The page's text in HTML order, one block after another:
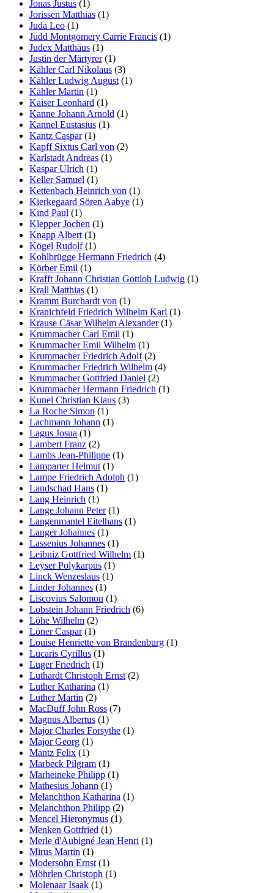
Jonas Justus (1)
Jorissen Matthias (1)
Juda Leo (1)
Judd Montgomery Carrie Francis (1)
Judex Matthäus (1)
Justin der Märtyrer(1)
Kähler Carl Nikolaus (3)
Kähler Ludwig August (1)
Kähler Martin (1)
Kaiser Leonhard (1)
Kanne Johann Arnold (1)
Kannel Eustasius (1)
Kantz Caspar(1)
Kapff Sixtus Carl von (2)
Karlstadt Andreas (1)
Kaspar Ulrich (1)
Keller Samuel (1)
Kettenbach Heinrich von (1)
Kierkegaard Sören Aabye (1)
Kind Paul (1)
Klepper Jochen (1)
Knapp Albert (1)
Kögel Rudolf(1)
Kohlbrügge Hermann Friedrich (4)
Körber Emil (1)
Krafft Johann Christian Gottlob Ludwig (1)
Krall Matthias (1)
Kramm Burchardt von (1)
Kranichfeld Friedrich Wilhelm Karl (1)
Krause Cäsar Wilhelm Alexander(1)
Krummacher Carl Emil (1)
Krummacher Emil Wilhelm (1)
Krummacher Friedrich Adolf(2)
Krummacher Friedrich Wilhelm (4)
Krummacher Gottfried Daniel (2)
Krummacher Hermann Friedrich (1)
Kunel Christian Klaus (3)
La Roche Simon (1)
Lachmann Johann (1)
Lagus Josua (1)
Lambert Franz (2)
Lambs Jean-Philippe (1)
Lamparter Helmut (1)
Lampe Friedrich Adolph (1)
Landschad Hans (1)
Lang Heinrich (1)
Lange Johann Peter(1)
Langenmantel Eitelhans (1)
Langer Johannes (1)
Lassenius Johannes (1)
Leibniz Gottfried Wilhelm (1)
Leyser Polykarpus (1)
Linck Wenzeslaus (1)
Linder Johannes (1)
Liscovius Salomon (1)
Lobstein Johann Friedrich (6)
Löhe Wilhelm (2)
Löner Caspar(1)
Louise Henriette von Brandenburg (1)
Lucaris Cyrillus (1)
Luger Friedrich (1)
Luthardt Christoph Ernst (2)
Luther Katharina (1)
Luther Martin (2)
MacDuff John Ross (7)
Magnus Albertus (1)
Major Charles Forsythe (1)
Major Georg (1)
Mantz Felix (1)
Marbeck Pilgram (1)
Marheineke Philipp (1)
Mathesius Johann (1)
Melanchthon Katharina (1)
Melanchthon Philipp (2)
Mencel Hieronymus (1)
Menken Gottfried (1)
Merle d'Aubigné Jean Henri (1)
Mirus Martin (1)
Modersohn Ernst (1)
Möhrlen Christoph (1)
Molenaar Isaak (1)